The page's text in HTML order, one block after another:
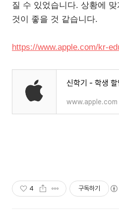
질 수 있었습니다. 상황에
것이 좋을 것 같습니다.
https://www.apple.com/kr-
신학기 - 학생 할
www.apple.com
4 구독하기